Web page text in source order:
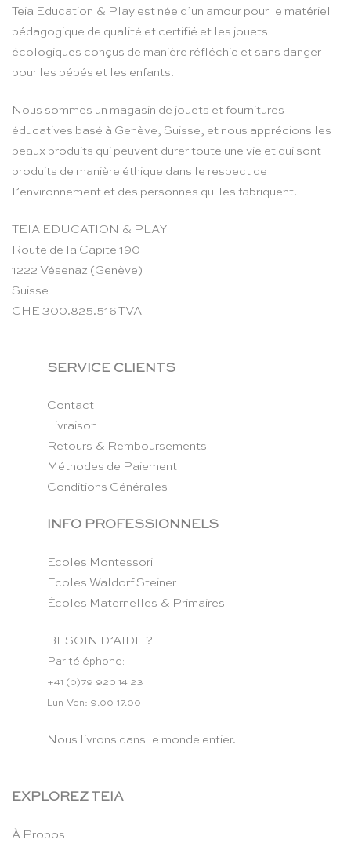
Teia Education & Play est née d’un amour pour le matériel
pédagogique de qualité et certifié et les jouets
écologiques conçus de manière réfléchie et sans danger
pour les bébés et les enfants.
Nous sommes un magasin de jouets et fournitures
éducatives basé à Genève, Suisse, et nous apprécions les
beaux produits qui peuvent durer toute une vie et qui sont
produits de manière éthique dans le respect de
l’environnement et des personnes qui les fabriquent.
TEIA EDUCATION & PLAY
Route de la Capite 190
1222 Vésenaz (Genève)
Suisse
CHE-300.825.516 TVA
SERVICE CLIENTS
Contact
Livraison
Retours & Remboursements
Méthodes de Paiement
Conditions Générales
INFO PROFESSIONNELS
Ecoles Montessori
Ecoles Waldorf Steiner
Écoles Maternelles & Primaires
BESOIN D’AIDE ?
Par téléphone:
+41 (0)79 920 14 23
Lun-Ven: 9.00-17.00
Nous livrons dans le monde entier.
EXPLOREZ TEIA
À Propos